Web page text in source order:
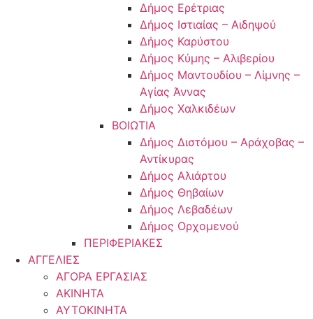
Δήμος Ερέτριας
Δήμος Ιστιαίας – Αιδηψού
Δήμος Καρύστου
Δήμος Κύμης – Αλιβερίου
Δήμος Μαντουδίου – Λίμνης –
Αγίας Άννας
Δήμος Χαλκιδέων
ΒΟΙΩΤΙΑ
Δήμος Διστόμου – Αράχοβας –
Αντίκυρας
Δήμος Αλιάρτου
Δήμος Θηβαίων
Δήμος Λεβαδέων
Δήμος Ορχομενού
ΠΕΡΙΦΕΡΙΑΚΕΣ
ΑΓΓΕΛΙΕΣ
ΑΓΟΡΑ ΕΡΓΑΣΙΑΣ
ΑΚΙΝΗΤΑ
ΑΥΤΟΚΙΝΗΤΑ